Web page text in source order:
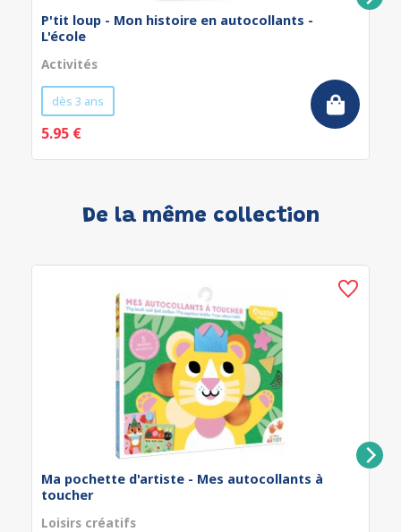
P'tit loup - Mon histoire en autocollants -
L'école
Activités
dès 3 ans
5.95 €
De la même collection
Ma pochette d'artiste - Mes autocollants à
toucher
Loisirs créatifs